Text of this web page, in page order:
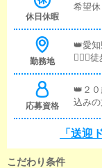
ガソ
ます。
休日休暇
希望
勤務地
👑愛知
🚶🏻‍♂️
応募資格
👑２
込みの
「送迎
こだわり条件